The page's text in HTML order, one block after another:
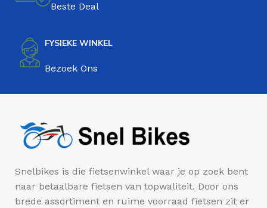
Beste Deal
FYSIEKE WINKEL
Bezoek Ons
Snelbikes is die fietsenwinkel waar je op zoek bent
naar betaalbare fietsen van topwaliteit. Door ons
brede assortiment en ruime voorraad fietsen zit er